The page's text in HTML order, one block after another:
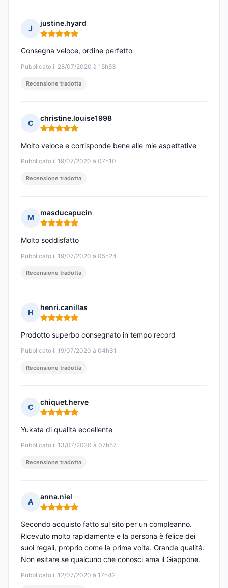
J
justine.hyard
Nota: 5 su 5
Pubblicato il 28/07/2020 à 15h53
Consegna veloce, ordine perfetto
Recensione tradotta
C
christine.louise1998
Nota: 5 su 5
Pubblicato il 19/07/2020 à 07h10
Molto veloce e corrisponde bene alle mie aspettative
Recensione tradotta
M
masducapucin
Nota: 5 su 5
Pubblicato il 19/07/2020 à 05h24
Molto soddisfatto
Recensione tradotta
H
henri.canillas
Nota: 5 su 5
Pubblicato il 19/07/2020 à 04h31
Prodotto superbo consegnato in tempo record
Recensione tradotta
C
chiquet.herve
Nota: 5 su 5
Pubblicato il 13/07/2020 à 07h57
Yukata di qualità eccellente
Recensione tradotta
A
anna.niel
Nota: 5 su 5
Pubblicato il 12/07/2020 à 17h42
Secondo acquisto fatto sul sito per un compleanno.
Ricevuto molto rapidamente e la persona è felice dei
suoi regali, proprio come la prima volta. Grande qualità.
Non esitare se qualcuno che conosci ama il Giappone.